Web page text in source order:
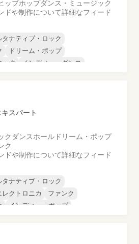
ップホップダンス・ミュージック
ドや制作について詳細なフィード
タナティブ・ロック
ドリーム・ポップ
ック
インディー・ダンス
スパート
ク ダンスホール ドリーム・ポップ
ク
ドや制作について詳細なフィード
タナティブ・ロック
レクトロニカ
ファンク
インディー・ポップ